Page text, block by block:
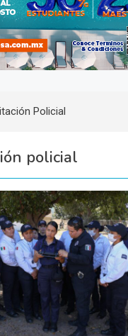
Policial
policial